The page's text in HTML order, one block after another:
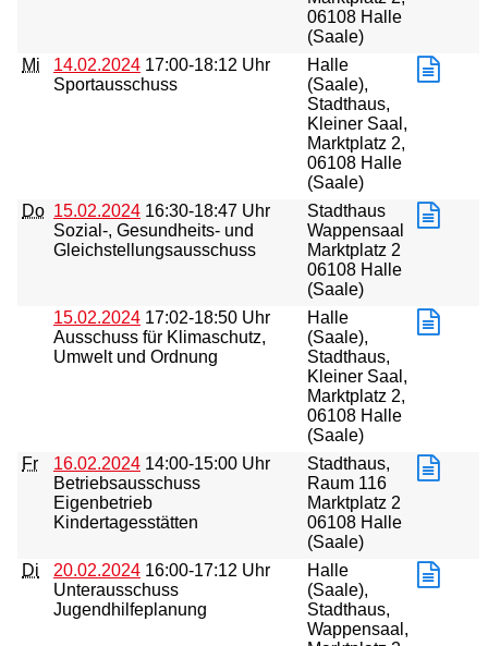
06108 Halle
(Saale)
Mi
14.02.2024 17:00-18:12 Uhr
Sportausschuss
Halle
(Saale),
Stadthaus,
Kleiner Saal,
Marktplatz 2,
06108 Halle
(Saale)
Do 15.02.2024 16:30-18:47 Uhr
Sozial-, Gesundheits- und
Gleichstellungsausschuss
Stadthaus
Wappensaal
Marktplatz 2
06108 Halle
(Saale)
15.02.2024 17:02-18:50 Uhr
Ausschuss für Klimaschutz,
Umwelt und Ordnung
Halle
(Saale),
Stadthaus,
Kleiner Saal,
Marktplatz 2,
06108 Halle
(Saale)
Fr
16.02.2024 14:00-15:00 Uhr
Betriebsausschuss
Eigenbetrieb
Kindertagesstätten
Stadthaus,
Raum 116
Marktplatz 2
06108 Halle
(Saale)
Di
20.02.2024 16:00-17:12 Uhr
Unterausschuss
Jugendhilfeplanung
Halle
(Saale),
Stadthaus,
Wappensaal,